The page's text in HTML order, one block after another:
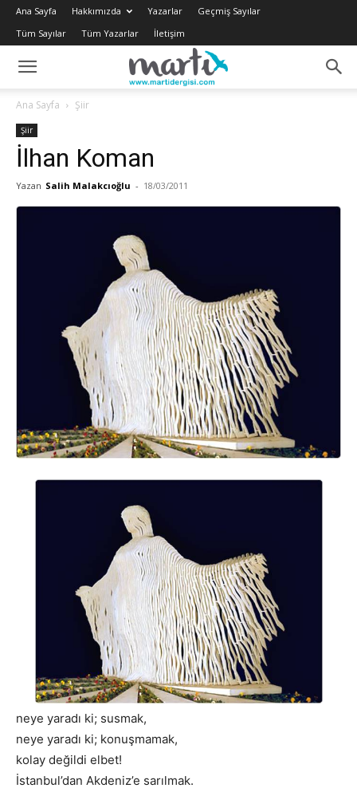
Ana Sayfa Hakkımızda Yazarlar
Geçmiş Sayılar
Tüm Sayılar
Tüm Yazarlar İletişim
Ana Sayfa Şiir
Şiir
İlhan Koman
Yazan Salih Malakcıoğlu - 18/03/2011
neye yaradı ki; susmak,
neye yaradı ki; konuşmamak,
kolay değildi elbet!
İstanbul’dan Akdeniz’e sarılmak.